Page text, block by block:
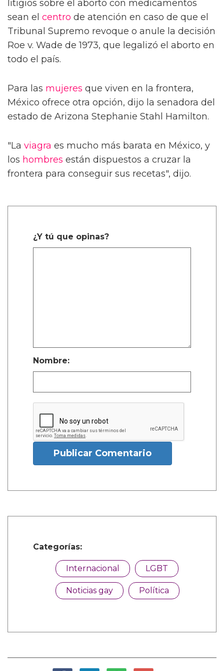
litigios sobre el aborto con medicamentos
sean el centro de atención en caso de que el
Tribunal Supremo revoque o anule la decisión
Roe v. Wade de 1973, que legalizó el aborto en
todo el país.
Para las mujeres que viven en la frontera,
México ofrece otra opción, dijo la senadora del
estado de Arizona Stephanie Stahl Hamilton.
"La viagra es mucho más barata en México, y
los hombres están dispuestos a cruzar la
frontera para conseguir sus recetas", dijo.
¿Y tú que opinas?
Nombre:
Publicar Comentario
Categorías:
Internacional LGBT
Noticias gay Política